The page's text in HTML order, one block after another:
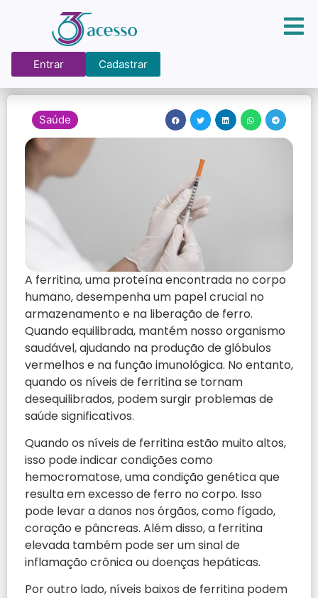
Entrar Cadastrar
Saúde
A ferritina, uma proteína encontrada no corpo
humano, desempenha um papel crucial no
armazenamento e na liberação de ferro.
Quando equilibrada, mantém nosso organismo
saudável, ajudando na produção de glóbulos
vermelhos e na função imunológica. No entanto,
quando os níveis de ferritina se tornam
desequilibrados, podem surgir problemas de
saúde significativos.
Quando os níveis de ferritina estão muito altos,
isso pode indicar condições como
hemocromatose, uma condição genética que
resulta em excesso de ferro no corpo. Isso
pode levar a danos nos órgãos, como fígado,
coração e pâncreas. Além disso, a ferritina
elevada também pode ser um sinal de
inflamação crônica ou doenças hepáticas.
Por outro lado, níveis baixos de ferritina podem